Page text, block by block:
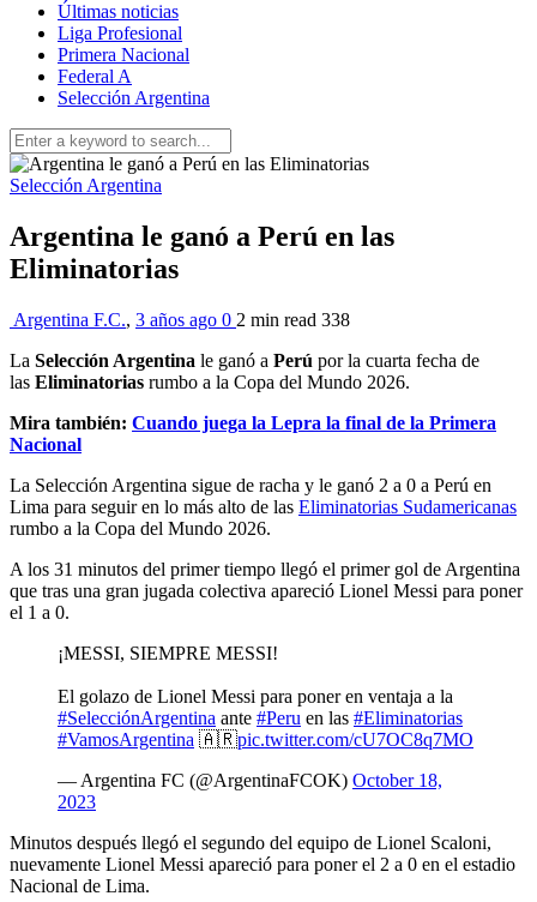
Últimas noticias
Liga Profesional
Primera Nacional
Federal A
Selección Argentina
Selección Argentina
Argentina le ganó a Perú en las
Eliminatorias
Argentina F.C., 3 años ago 0 2 min read 338
La Selección Argentina le ganó a Perú por la cuarta fecha de
las Eliminatorias rumbo a la Copa del Mundo 2026.
Mira también: Cuando juega la Lepra la final de la Primera
Nacional
La Selección Argentina sigue de racha y le ganó 2 a 0 a Perú en
Lima para seguir en lo más alto de las Eliminatorias Sudamericanas
rumbo a la Copa del Mundo 2026.
A los 31 minutos del primer tiempo llegó el primer gol de Argentina
que tras una gran jugada colectiva apareció Lionel Messi para poner
el 1 a 0.
¡MESSI, SIEMPRE MESSI!
El golazo de Lionel Messi para poner en ventaja a la
#SelecciónArgentina ante #Peru en las #Eliminatorias
#VamosArgentina 🇦🇷pic.twitter.com/cU7OC8q7MO
— Argentina FC (@ArgentinaFCOK) October 18,
2023
Minutos después llegó el segundo del equipo de Lionel Scaloni,
nuevamente Lionel Messi apareció para poner el 2 a 0 en el estadio
Nacional de Lima.